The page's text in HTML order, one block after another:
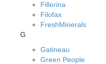
Fillerina
Filofax
FreshMinerals
G
Gatineau
Green People